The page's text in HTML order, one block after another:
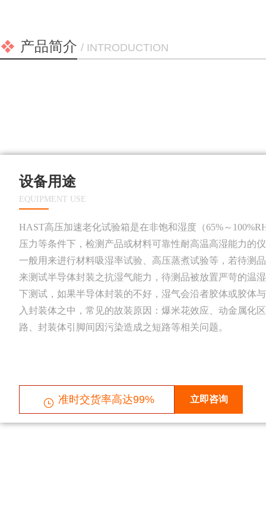
产品简介 / INTRODUCTION
设备用途
EQUIPMENT USE
HAST高压加速老化试验箱是在非饱和湿度（65%～
压力等条件下，检测产品或材料可靠性耐高温高湿能力的
一般用来进行材料吸湿率试验、高压蒸煮试验等，若待测
来测试半导体封装之抗湿气能力，待测品被放置严苛的温
下测试，如果半导体封装的不好，湿气会沿者胶体或胶体
入封装体之中，常见的故装原因：爆米花效应、动金属化
路、封装体引脚间因污染造成之短路等相关问题。
准时交货率高达99% 立即咨询